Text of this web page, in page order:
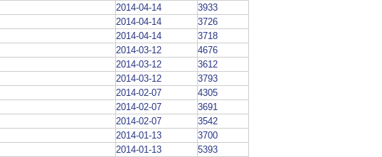
2014-04-14
3933
2014-04-14
3726
2014-04-14
3718
2014-03-12
4676
2014-03-12
3612
2014-03-12
3793
2014-02-07
4305
2014-02-07
3691
2014-02-07
3542
2014-01-13
3700
2014-01-13
5393